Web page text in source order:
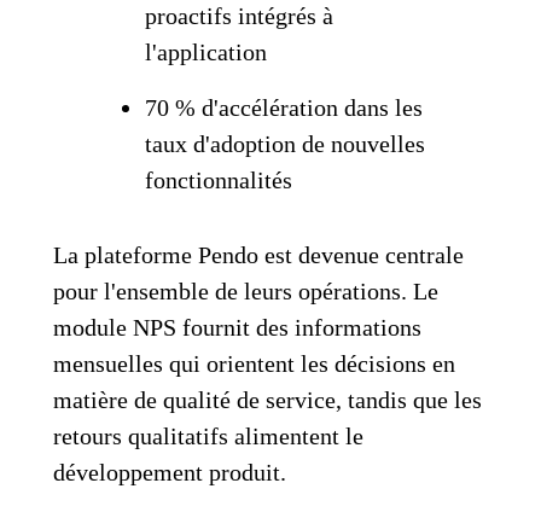
proactifs intégrés à
l'application
70 % d'accélération dans les
taux d'adoption de nouvelles
fonctionnalités
La plateforme Pendo est devenue centrale
pour l'ensemble de leurs opérations. Le
module NPS fournit des informations
mensuelles qui orientent les décisions en
matière de qualité de service, tandis que les
retours qualitatifs alimentent le
développement produit.